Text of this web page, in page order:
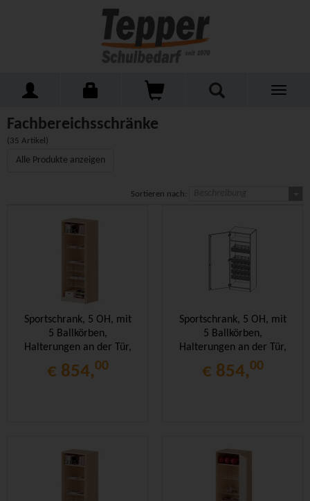
Toggle
Home Schulmöbel Fachbereichsschränke
Fachbereichsschränke
(35 Artikel)
Alle Produkte anzeigen
Sortieren nach:
Sportschrank, 5 OH, mit
5 Ballkörben,
Halterungen an der Tür,
rechts, B/H/T
70,3x190x60cm
€ 854,00
Sportschrank, 5 OH, mit
5 Ballkörben,
Halterungen an der Tür,
links, B/H/T
70,3x190x60cm
€ 854,00